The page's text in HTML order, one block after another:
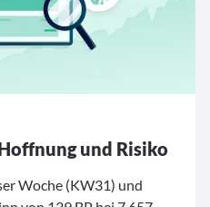
und Risiko
Woche (KW31) und